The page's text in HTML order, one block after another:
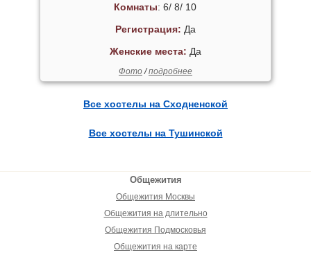
Комнаты: 6/ 8/ 10
Регистрация: Да
Женские места: Да
Фото/подробнее
Все хостелы на Сходненской
Все хостелы на Тушинской
Общежития
Общежития Москвы
Общежития на длительно
Общежития Подмосковья
Общежития на карте